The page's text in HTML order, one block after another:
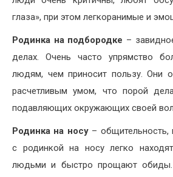
глаза», при этом легкоранимые и
Родинка на подбородке –
делах. Очень часто упрямство
людям, чем приносит пользу. Они
расчетливым умом, что порой
подавляющих окружающих своей
Родинка на носу– общительность,
с родинкой на носу легко
людьми и быстро прощают обиды.